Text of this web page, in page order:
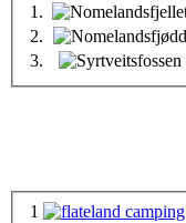
1.
2.
3.
1